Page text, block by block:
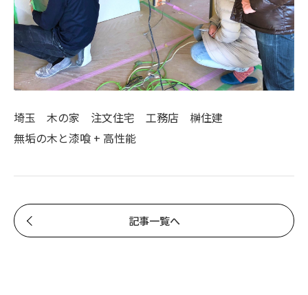
埼玉 木の家 注文住宅 工務店 榊住建
無垢の木と漆喰 + 高性能
記事一覧へ